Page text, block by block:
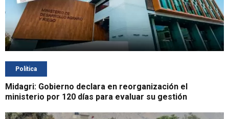
Política
Midagri: Gobierno declara en reorganización el
ministerio por 120 días para evaluar su gestión